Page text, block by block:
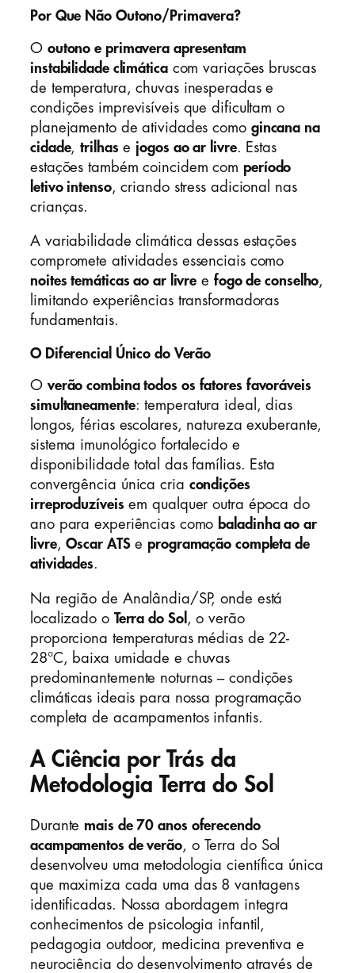
Por Que Não Outono/Primavera?
O outono e primavera apresentam
instabilidade climáticacom variações bruscas
de temperatura, chuvas inesperadas e
condições imprevisíveis que dificultam o
planejamento de atividades como gincana na
cidade,trilhas e jogos ao ar livre. Estas
estações também coincidem com período
letivo intenso, criando stress adicional nas
crianças.
A variabilidade climática dessas estações
compromete atividades essenciais como
noites temáticas ao ar livre e fogo de conselho,
limitando experiências transformadoras
fundamentais.
O Diferencial Único do Verão
Overão combina todos os fatores favoráveis
simultaneamente: temperatura ideal, dias
longos, férias escolares, natureza exuberante,
sistema imunológico fortalecido e
disponibilidade total das famílias. Esta
convergência única cria condições
irreproduzíveis em qualquer outra época do
ano para experiências como baladinha ao ar
livre,Oscar ATSe programação completa de
atividades.
Na região de Analândia/SP, onde está
localizado o Terra do Sol , o verão
proporciona temperaturas médias de 22-
28°C, baixa umidade e chuvas
predominantemente noturnas – condições
climáticas ideais para nossa programação
completa de acampamentos infantis.
A Ciência por Trás da
Metodologia Terra do Sol
Durante mais de 70 anos oferecendo
acampamentos de verão, o Terra do Sol
desenvolveu uma metodologia científica única
que maximiza cada uma das 8 vantagens
identificadas. Nossa abordagem integra
conhecimentos de psicologia infantil,
pedagogia outdoor, medicina preventiva e
neurociência do desenvolvimento através de